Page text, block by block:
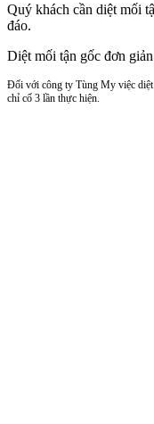
Quý khách cần diệt mối
đáo.
Diệt mối tận gốc đơn
Đối với công ty Tùng My việc diệt
chỉ cố 3 lần thực hiện.